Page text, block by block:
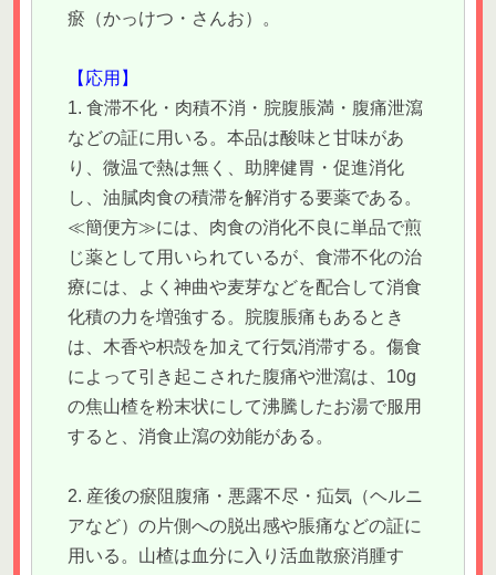
瘀（かっけつ・さんお）。
【応用】
1. 食滞不化・肉積不消・脘腹脹満・腹痛泄瀉
などの証に用いる。本品は酸味と甘味があ
り、微温で熱は無く、助脾健胃・促進消化
し、油膩肉食の積滞を解消する要薬である。
≪簡便方≫には、肉食の消化不良に単品で煎
じ薬として用いられているが、食滞不化の治
療には、よく神曲や麦芽などを配合して消食
化積の力を増強する。脘腹脹痛もあるとき
は、木香や枳殻を加えて行気消滞する。傷食
によって引き起こされた腹痛や泄瀉は、10g
の焦山楂を粉末状にして沸騰したお湯で服用
すると、消食止瀉の効能がある。
2. 産後の瘀阻腹痛・悪露不尽・疝気（ヘルニ
アなど）の片側への脱出感や脹痛などの証に
用いる。山楂は血分に入り活血散瘀消腫す